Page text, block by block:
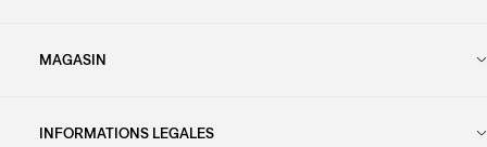
MAGASIN
INFORMATIONS LEGALES